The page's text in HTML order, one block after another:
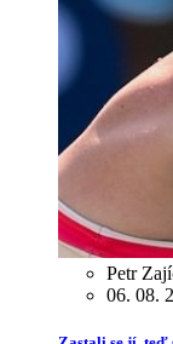
Petr
06. 08.